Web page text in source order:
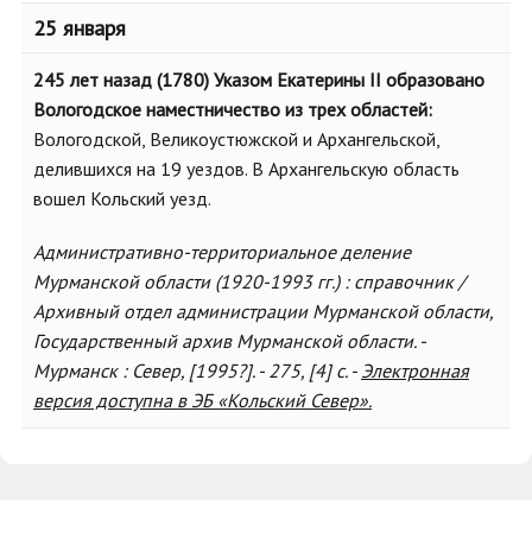
25 января
245 лет назад (1780) Указом Екатерины II образовано
Вологодское наместничество из трех областей:
Вологодской, Великоустюжской и Архангельской,
делившихся на 19 уездов. В Архангельскую область
вошел Кольский уезд.
Административно-территориальное деление
Мурманской области (1920-1993 гг.) : справочник /
Архивный отдел администрации Мурманской области,
Государственный архив Мурманской области. -
Мурманск : Север, [1995?]. - 275, [4] с. - Электронная
версия доступна в ЭБ «Кольский Север».